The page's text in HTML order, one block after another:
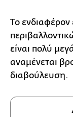
Το ενδιαφέρον
είναι πολύ
αναμένεται
διαβούλευση.